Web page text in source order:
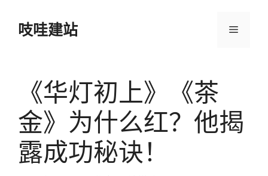
吱哇建站 菜
《华灯初上》《茶
金》为什么红？他揭
露成功秘诀！